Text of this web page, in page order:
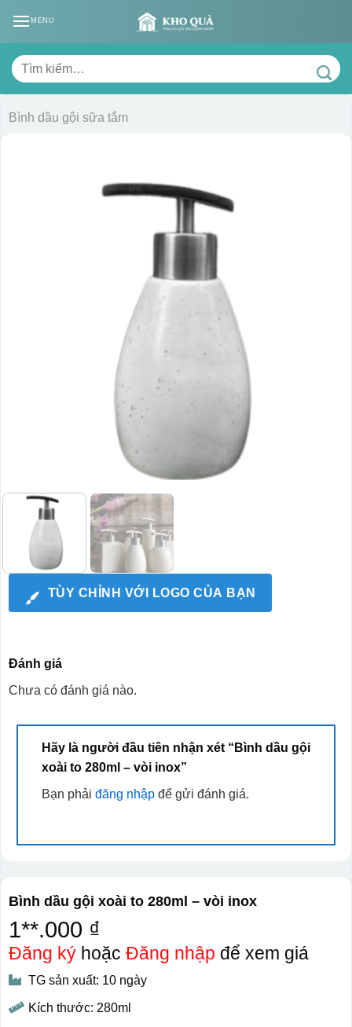
MENU
Tìm
kiếm:
Bình dầu gội sữa tắm
TÙY CHỈNH VỚI LOGO CỦA BẠN
Đánh giá
Chưa có đánh giá nào.
Hãy là người đầu tiên nhận xét “Bình dầu gội
xoài to 280ml – vòi inox”
Bạn phải đăng nhậpđể gửi đánh giá.
Bình dầu gội xoài to 280ml – vòi inox
1**.000 ₫
Đăng kýhoặc Đăng nhập để xem giá
TG sản xuất: 10 ngày
Kích thước: 280ml